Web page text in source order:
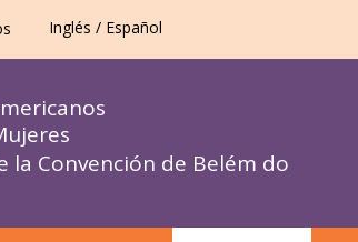
Inglés / Español
la Convención de Belém do